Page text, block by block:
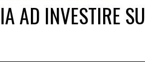
AD INVESTIRE SU